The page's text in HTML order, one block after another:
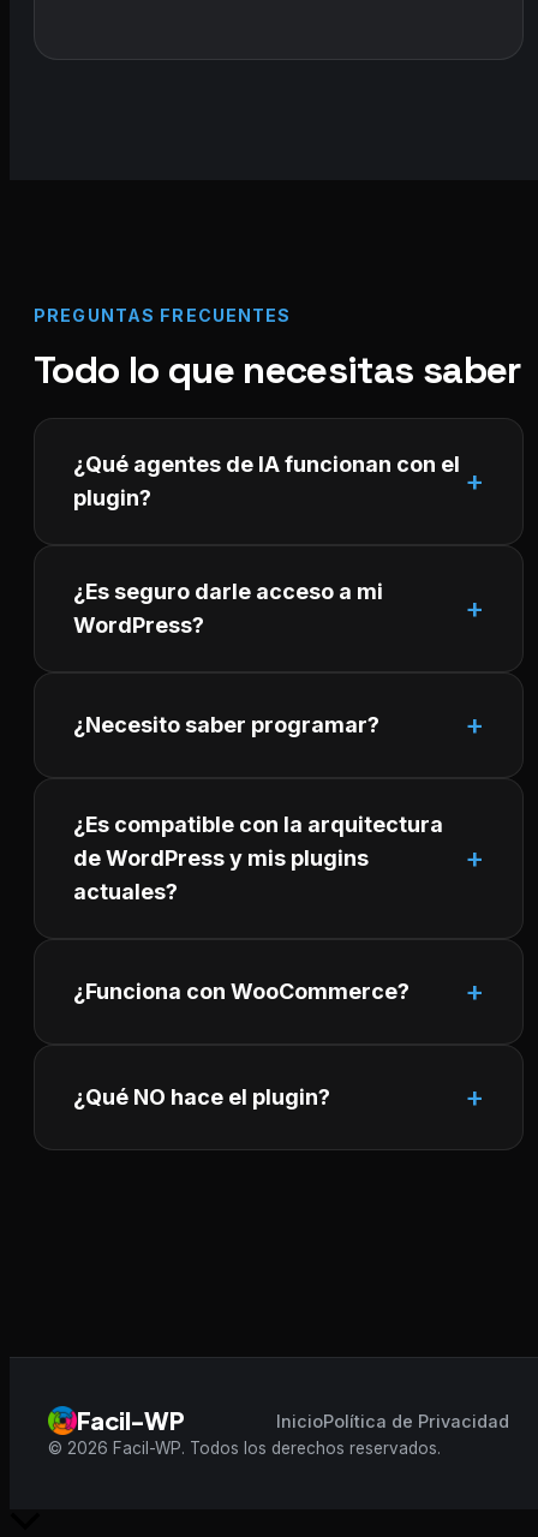
PREGUNTAS FRECUENTES
Todo lo que necesitas saber
¿Qué agentes de IA funcionan con el
plugin?
¿Es seguro darle acceso a mi
WordPress?
¿Necesito saber programar?
¿Es compatible con la arquitectura
de WordPress y mis plugins
actuales?
¿Funciona con WooCommerce?
¿Qué NO hace el plugin?
Facil-WP InicioPolítica de Privacidad
© 2026 Facil-WP. Todos los derechos reservados.